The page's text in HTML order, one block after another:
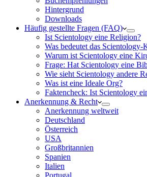
Hintergrund
Downloads
Häufig gestellte Fragen (FAQ)
Ist Scientology eine Religion?
Was bedeutet das Scientology-
Warum ist Scientology eine
Frage: Hat Scientology eine
Wie sieht Scientology andere
Was ist eine Ideale Org?
Faktencheck: Ist Scientology
Anerkennung & Recht
Anerkennung weltweit
Deutschland
Österreich
USA
Großbritannien
Spanien
Italien
Portugal